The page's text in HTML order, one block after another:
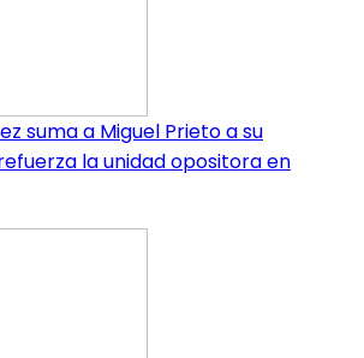
suma a Miguel Prieto a su
la unidad opositora en